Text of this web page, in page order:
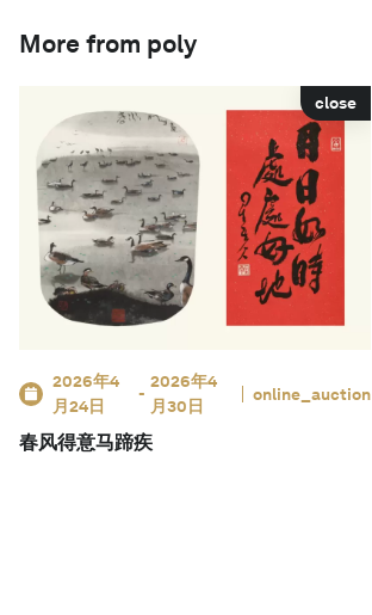
More from poly
close
2026年4
月24日
-
2026年4
月30日
online_auction
春风得意马蹄疾